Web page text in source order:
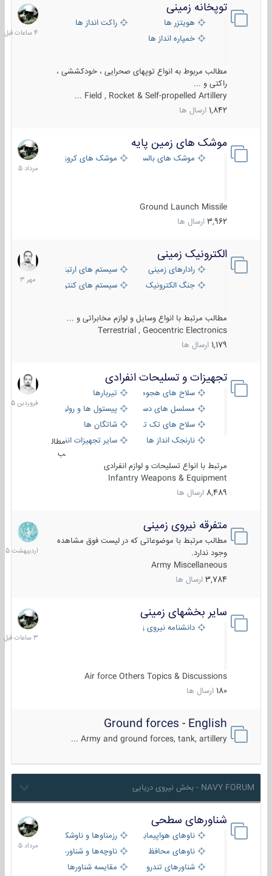
توپخانه زمینی
هویتزر ها
راکت انداز ها
خمپاره انداز ها
مطالب مربوط به انواع توپهای صحرایی ، خودکششی ،
راکتی و ...
Field , Rocket & Self-propelled Artillery ...
1,842 ارسال ها
4
ساعات
قبل
موشک های زمین پایه
موشک های بالستیک موشک های کروز
Ground Launch Missile
3,962 ارسال ها
2
مرداد
1405
الکترونیک زمینی
رادارهای زمینی
سیستم های ارتباطی و جمع آوری
جنگ الکترونیک
سیستم های کنترل آتش و تجهیزات
مطالب مرتبط با انواع وسایل و لوازم مخابراتی و ...
Terrestrial , Geocentric Electronics
1,179 ارسال ها
1
مهر
1403
تجهیزات و تسلیحات انفرادی
سلاح های هجومی
تیربارها
مسلسل های دستی
پیستول ها و رولورها
سلاح های تک تیر اندازیشاتگان ها
نارنجک انداز ها
سایر تجهیزات انفرادی
مطال
ب
مرتبط با انواع تسلیحات و لوازم انفرادی
Infantry Weapons & Equipment
8,489 ارسال ها
17
فروردین
1405
متفرقه نیروی زمینی
مطالب مرتبط با موضوعاتی که در لیست فوق مشاهده
وجود ندارد.
Army Miscellaneous
3,784 ارسال ها
27
1405
سایر بخشهای زمینی
دانشنامه نیروی زمینی
Air force Others Topics & Discussions
180 ارسال ها
3
ساعات
قبل
Ground forces - English
Army and ground forces, tank, artillery ...
NAVY FORUM - بخش نیروی دریایی
شناورهای سطحی
ناوهای هواپیمابر و بالگرد بررزمناوها و ناوشکن‌ها
ناوهای محافظ
ناوچه‌ها و شناورهای گشتی
شناورهای تندرو
مقایسه شناورها
2
مرداد
1405